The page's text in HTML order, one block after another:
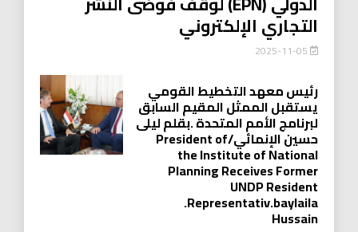
التجاري الإلكتروني
رئيس معهد التخطيط القومي
يستقبل الممثل المقيم السابق
لبرنامج الأمم المتحدة .بقلم ليلى
حسين الإنمائي/President of
the Institute of National
Planning Receives Former
UNDP Resident
.Representativ.baylaila
Hussain